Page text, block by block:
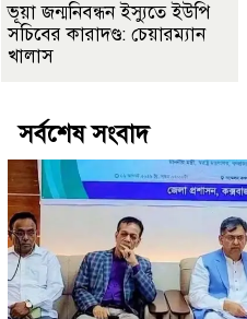
ভূয়া জন্মনিবন্ধন ইস্যুতে ইউপি
সচিবের কারাদণ্ড: চেয়ারম্যান
খালাস
সর্বশেষ সংবাদ